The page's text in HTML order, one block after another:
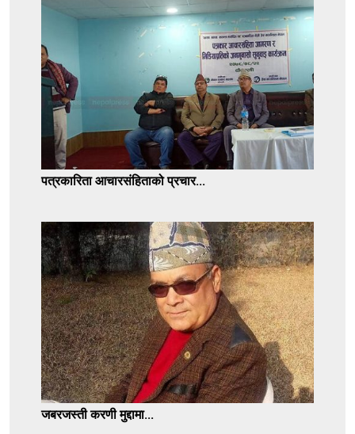
पत्रकारिता आचारसंहिताको प्रचार...
जबरजस्ती करणी मुद्दामा...